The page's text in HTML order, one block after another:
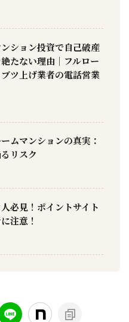
ション投資で自己破産
たない理由｜フルロー
ツ上げ業者の電話営業
ムマンションの真実：
リスク
必見！ポイントサイト
注意！